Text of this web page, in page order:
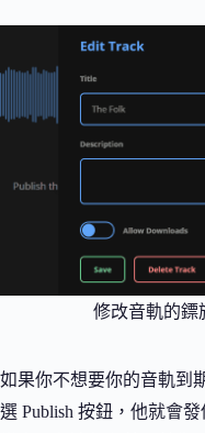
修改音軌的鏢
如果你不想要你的音軌到
選 Publish 按鈕，他就會